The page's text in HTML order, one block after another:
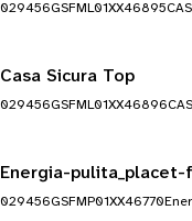
Casa Sicura Top
Energia-pulita_placet-